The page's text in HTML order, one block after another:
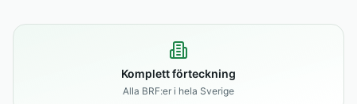
Komplett förteckning
Alla BRF:er i hela Sverige